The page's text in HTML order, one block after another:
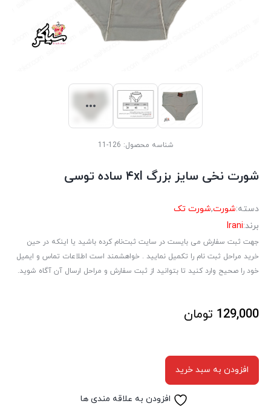
شناسه محصول: 126-11
شورت نخی سایز بزرگ ۴xl ساده توسی
دسته:شورت,شورت تک
برند:Irani
جهت ثبت سفارش می بایست در سایت ثبت‌نام کرده باشید یا اینکه در حین
خرید مراحل ثبت نام را تکمیل نمایید . خواهشمند است اطلاعات تماس و ایمیل
خود را صحیح وارد کنید تا بتوانید از ثبت سفارش و مراحل ارسال آن آگاه شوید.
129,000 تومان
افزودن به سبد خرید
افزودن به علاقه مندی ها